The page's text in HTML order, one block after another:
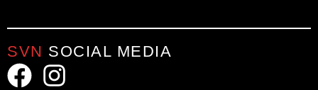
SVN SOCIAL MEDIA